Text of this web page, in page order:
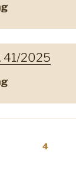
41/2025
4